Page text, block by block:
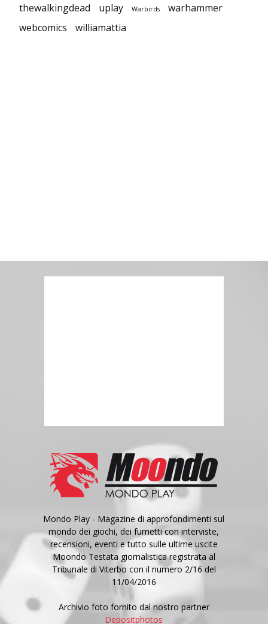
thewalkingdead uplay Warbirds
warhammer
webcomics
williamattia
Mondo Play - Magazine di approfondimenti sul
mondo dei giochi, dei fumetti con interviste,
recensioni, eventi e tutto sulle ultime uscite
Moondo Testata giornalistica registrata al
Tribunale di Viterbo con il numero 2/16 del
11/04/2016
Archivio foto fornito dal nostro partner
Depositphotos